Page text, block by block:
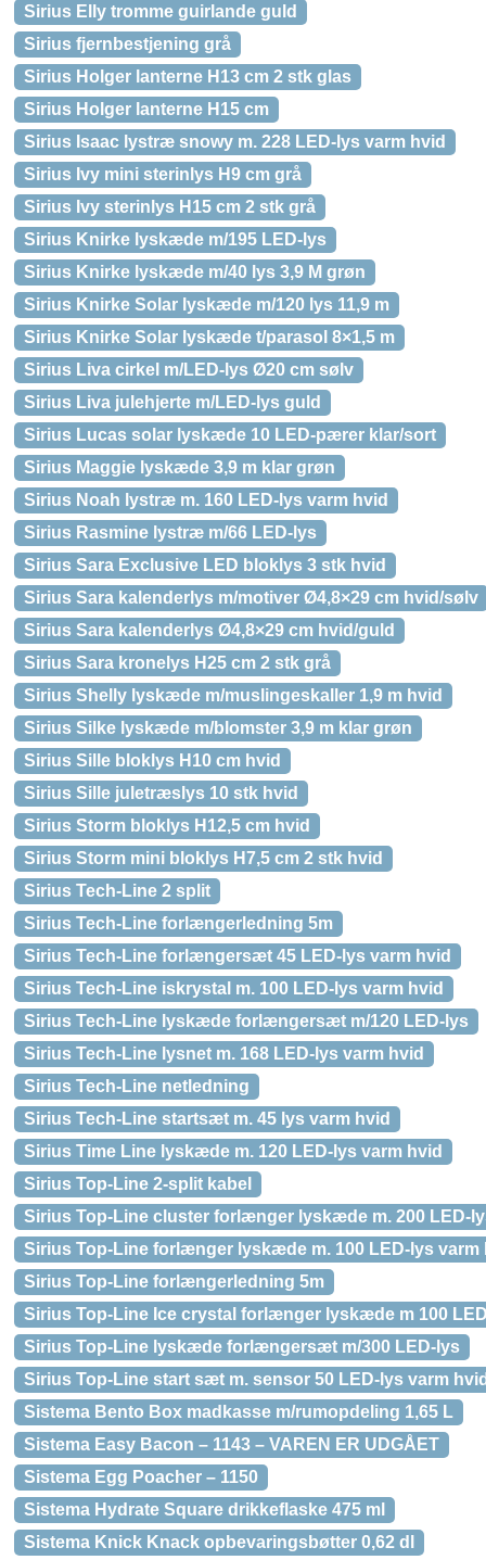
Sirius Elly tromme guirlande guld
Sirius fjernbestjening grå
Sirius Holger lanterne H13 cm 2 stk glas
Sirius Holger lanterne H15 cm
Sirius Isaac lystræ snowy m. 228 LED-lys varm hvid
Sirius Ivy mini sterinlys H9 cm grå
Sirius Ivy sterinlys H15 cm 2 stk grå
Sirius Knirke lyskæde m/195 LED-lys
Sirius Knirke lyskæde m/40 lys 3,9 M grøn
Sirius Knirke Solar lyskæde m/120 lys 11,9 m
Sirius Knirke Solar lyskæde t/parasol 8×1,5 m
Sirius Liva cirkel m/LED-lys Ø20 cm sølv
Sirius Liva julehjerte m/LED-lys guld
Sirius Lucas solar lyskæde 10 LED-pærer klar/sort
Sirius Maggie lyskæde 3,9 m klar grøn
Sirius Noah lystræ m. 160 LED-lys varm hvid
Sirius Rasmine lystræ m/66 LED-lys
Sirius Sara Exclusive LED bloklys 3 stk hvid
Sirius Sara kalenderlys m/motiver Ø4,8×29 cm hvid/sølv
Sirius Sara kalenderlys Ø4,8×29 cm hvid/guld
Sirius Sara kronelys H25 cm 2 stk grå
Sirius Shelly lyskæde m/muslingeskaller 1,9 m hvid
Sirius Silke lyskæde m/blomster 3,9 m klar grøn
Sirius Sille bloklys H10 cm hvid
Sirius Sille juletræslys 10 stk hvid
Sirius Storm bloklys H12,5 cm hvid
Sirius Storm mini bloklys H7,5 cm 2 stk hvid
Sirius Tech-Line 2 split
Sirius Tech-Line forlængerledning 5m
Sirius Tech-Line forlængersæt 45 LED-lys varm hvid
Sirius Tech-Line iskrystal m. 100 LED-lys varm hvid
Sirius Tech-Line lyskæde forlængersæt m/120 LED-lys
Sirius Tech-Line lysnet m. 168 LED-lys varm hvid
Sirius Tech-Line netledning
Sirius Tech-Line startsæt m. 45 lys varm hvid
Sirius Time Line lyskæde m. 120 LED-lys varm hvid
Sirius Top-Line 2-split kabel
Sirius Top-Line cluster forlænger lyskæde m. 200 LED-
Sirius Top-Line forlænger lyskæde m. 100 LED-lys varm
Sirius Top-Line forlængerledning 5m
Sirius Top-Line Ice crystal forlænger lyskæde m 100
Sirius Top-Line lyskæde forlængersæt m/300 LED-lys
Sirius Top-Line start sæt m. sensor 50 LED-lys varm
Sistema Bento Box madkasse m/rumopdeling 1,65 L
Sistema Easy Bacon – 1143 – VAREN ER UDGÅET
Sistema Egg Poacher – 1150
Sistema Hydrate Square drikkeflaske 475 ml
Sistema Knick Knack opbevaringsbøtter 0,62 dl